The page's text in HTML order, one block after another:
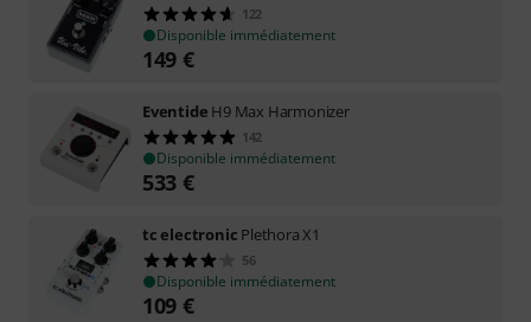
122
Disponible immédiatement
149 €
Eventide H9 Max Harmonizer
142
Disponible immédiatement
533 €
tc electronic Plethora X1
56
Disponible immédiatement
109 €